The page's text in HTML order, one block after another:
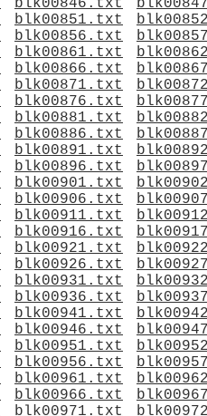
blk00846.txt
blk00851.txt
blk00856.txt
blk00861.txt
blk00866.txt
blk00871.txt
blk00876.txt
blk00881.txt
blk00886.txt
blk00891.txt
blk00896.txt
blk00901.txt
blk00906.txt
blk00911.txt
blk00916.txt
blk00921.txt
blk00926.txt
blk00931.txt
blk00936.txt
blk00941.txt
blk00946.txt
blk00951.txt
blk00956.txt
blk00961.txt
blk00966.txt
blk00971.txt